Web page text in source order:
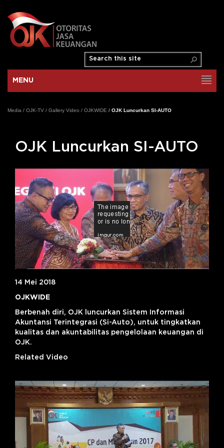
MENU
Media / OJK-TV / Gallery Video / OJKWIDE / OJK Luncurkan SI-AUTO
OJK Luncurkan SI-AUTO
14 Mei 2018
OJKWIDE
Berbenah diri, OJK luncurkan Sistem Informasi
Akuntansi Terintegrasi (Si-Auto), untuk tingkatkan
kualitas dan akuntabilitas pengelolaan keuangan di
OJK.
Related Video